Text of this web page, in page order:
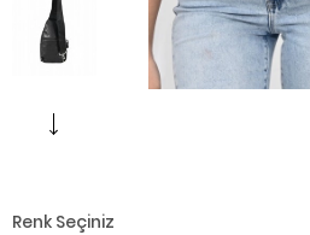
Renk Seçiniz